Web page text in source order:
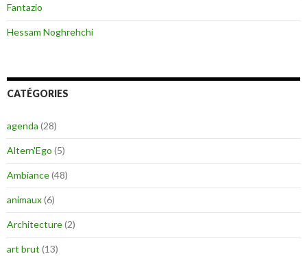
Fantazio
Hessam Noghrehchi
CATÉGORIES
agenda (28)
Altern'Ego (5)
Ambiance(48)
animaux(6)
Architecture(2)
art brut (13)